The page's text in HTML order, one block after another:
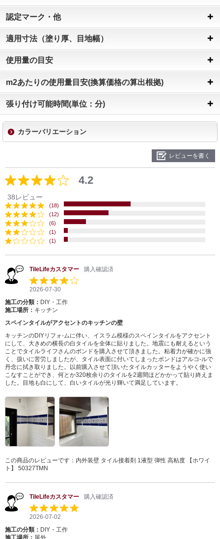
認定マーク・他
適用寸法（塗り厚、目地幅）
使用量の目安
m2あたりの使用量目安(換算価格の算出根拠)
張り付け可能時間(単位：分)
カラーバリエーション
レビューを書く
4.2
38レビュー
(18)
(12)
(6)
(1)
(1)
TileLifeカスタマー 購入確認済
2026-07-30
施工の分類： DIY・工作
施工場所： キッチン
スペインタイルがアクセントのキッチンの壁
キッチンのDIYリフォ-ムに伴い、イスラム模様のスペインタイルをアクセント
にして、大きめの横長の白タイルを全体に貼りました。地震にも耐えるという
ことでタイルライフさんのボンドを購入させて頂きました。粘着力が確かに強
く、扱いに苦労しましたが、タイル表面に付いてしまったボンドはアルコ-ルで
丹念に拭き取りました。以前購入させて頂いたタイルカッターをようやく使い
こなすことができ、何とか320枚余りのタイルを2週間ほどかかって貼り終えま
した。目地も白にして、白いタイルが光り輝いて満足しています。
この商品のレビューです： 内外装壁 タイル接着剤 1液型 弾性 高粘度 【ホワイ
ト】 50327TMN
TileLifeカスタマー 購入確認済
2026-07-02
施工の分類： DIY・工作